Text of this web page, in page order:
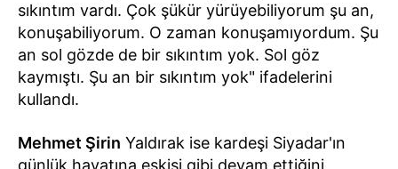
sıkıntım vardı. Çok şükür yürüyebiliyorum şu an,
konuşabiliyorum. O zaman konuşamıyordum. Şu
an sol gözde de bir sıkıntım yok. Sol göz
kaymıştı. Şu an bir sıkıntım yok" ifadelerini
kullandı.
Mehmet Şirin Yaldırak ise kardeşi Siyadar'ın
günlük hayatına eskisi gibi devam ettiğini